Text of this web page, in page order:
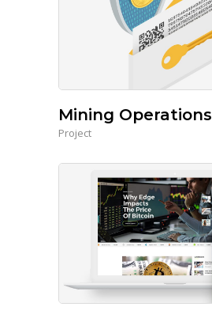
Mining Operations
Project